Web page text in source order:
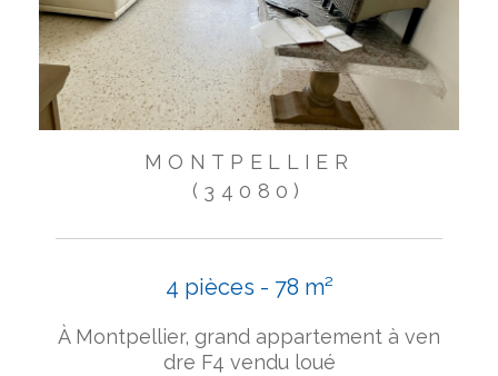
MONTPELLIER
(34080)
4 pièces - 78 m²
À Montpellier, grand appartement à ven
dre F4 vendu loué